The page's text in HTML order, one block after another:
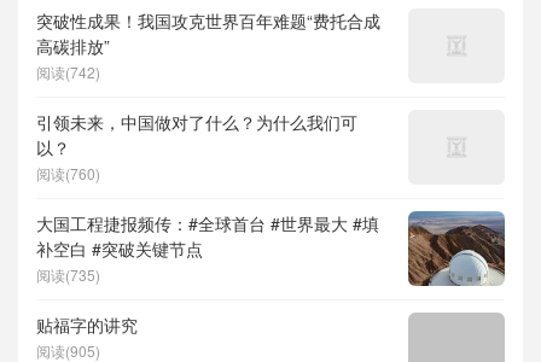
突破性成果！我国攻克世界百年难题“费托合成
高碳排放”
阅读(742)
引领未来，中国做对了什么？为什么我们可
以？
阅读(760)
大国工程捷报频传：#全球首台 #世界最大 #填
补空白 #突破关键节点
阅读(735)
贴福字的讲究
阅读(905)